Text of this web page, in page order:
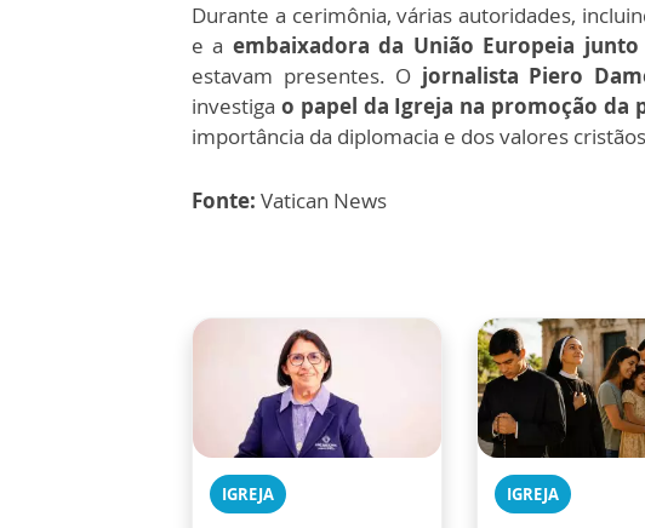
Durante a cerimônia, várias autoridades,
e a embaixadora da União Europeia
estavam presentes. O jornalista Piero
investiga o papel da Igreja na promoção da
importância da diplomacia e dos valores
Fonte: Vatican News
IGREJA IGREJA